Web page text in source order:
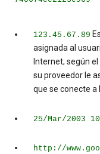
123.45.67.89
asignada al
Internet; según
su proveedor le
que se conecte a
25/Mar/2003
http://